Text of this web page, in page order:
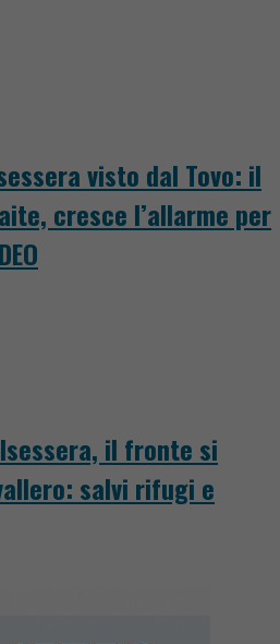
visto dal Tovo: il
cresce l’allarme per
il fronte si
salvi rifugi e